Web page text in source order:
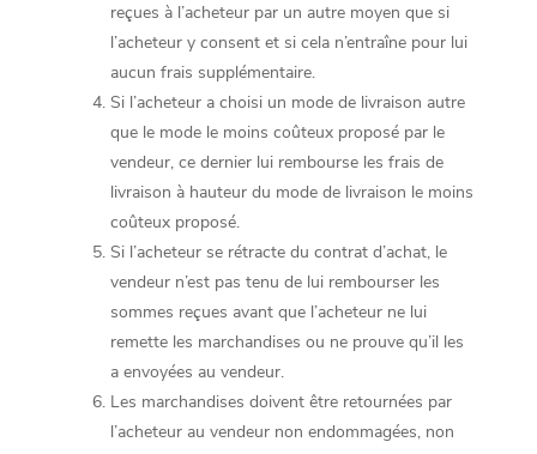
reçues à l’acheteur par un autre moyen que si
l’acheteur y consent et si cela n’entraîne pour lui
aucun frais supplémentaire.
Si l’acheteur a choisi un mode de livraison autre
que le mode le moins coûteux proposé par le
vendeur, ce dernier lui rembourse les frais de
livraison à hauteur du mode de livraison le moins
coûteux proposé.
Si l’acheteur se rétracte du contrat d’achat, le
vendeur n’est pas tenu de lui rembourser les
sommes reçues avant que l’acheteur ne lui
remette les marchandises ou ne prouve qu’il les
a envoyées au vendeur.
Les marchandises doivent être retournées par
l’acheteur au vendeur non endommagées, non